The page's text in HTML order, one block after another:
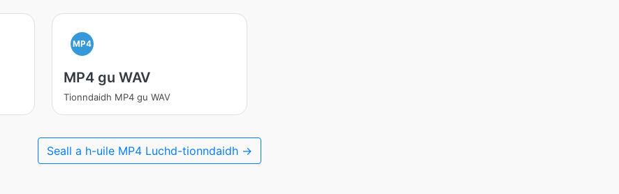
MP4
MP4 gu WAV
Tionndaidh MP4 gu WAV
Seall a h-uile MP4 Luchd-tionndaidh →